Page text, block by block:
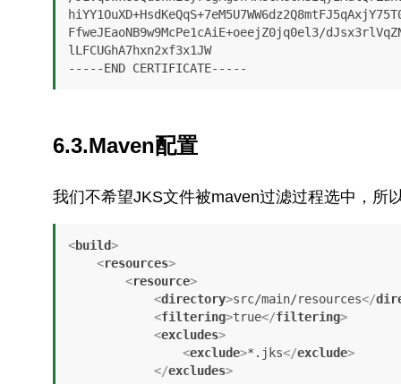
FfweJEaoNB9w9McPe1cAiE+oeejZ0jq0el3/
lLFCUGhA7hxn2xf3x1JW
-----END CERTIFICATE-----
6.3.Maven配置
我们不希望JKS文件被maven过滤过程选中，所
<build>
<resources>
<resource>
<directory>src/main/resources</
<filtering>true</filtering>
<excludes>
<exclude>*.jks</exclude>
</excludes>